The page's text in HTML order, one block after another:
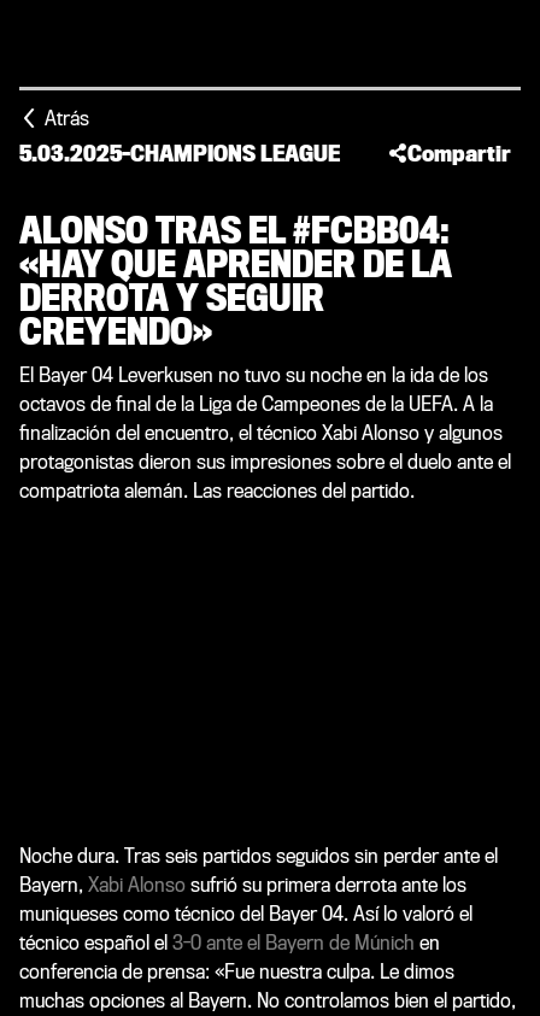
Atrás
5.03.2025-CHAMPIONS LEAGUE Compartir
ALONSO TRAS EL #FCBB04:
«HAY QUE APRENDER DE LA
DERROTA Y SEGUIR
CREYENDO»
El Bayer 04 Leverkusen no tuvo su noche en la ida de los
octavos de final de la Liga de Campeones de la UEFA. A la
finalización del encuentro, el técnico Xabi Alonso y algunos
protagonistas dieron sus impresiones sobre el duelo ante el
compatriota alemán. Las reacciones del partido.
Noche dura. Tras seis partidos seguidos sin perder ante el
Bayern, Xabi Alonso sufrió su primera derrota ante los
muniqueses como técnico del Bayer 04. Así lo valoró el
técnico español el 3-0 ante el Bayern de Múnich en
conferencia de prensa: «Fue nuestra culpa. Le dimos
muchas opciones al Bayern. No controlamos bien el partido,